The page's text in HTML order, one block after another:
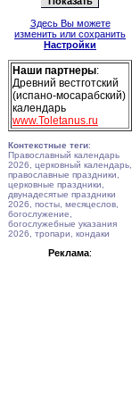
Здесь Вы можете
изменить или сохранить
Настройки
Наши партнеры:
Древний вестготский
(испано-мосарабский)
календарь
www.Toletanus.ru
Контекстные теги:
Православный календарь
2026, церковный календарь,
православные праздники,
церковные праздники,
двунадесятые праздники
2026, посты, месяцеслов,
богослужение,
богослужебные указания
2026, тропари, кондаки
Реклама: